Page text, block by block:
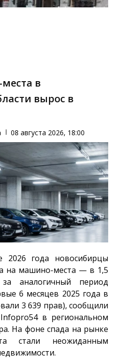
в
вырос в
08 августа 2026, 18:00
2026 года новосибирцы
на машино-места — в 1,5
аналогичный период
6 месяцев 2025 года в
3 639 прав), сообщили
Infopro54в региональном
На фоне спада на рынке
стали неожиданным